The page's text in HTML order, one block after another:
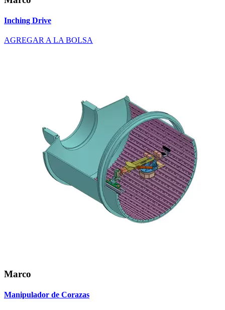
Inching Drive
AGREGAR A LA BOLSA
Marco
Manipulador de Corazas